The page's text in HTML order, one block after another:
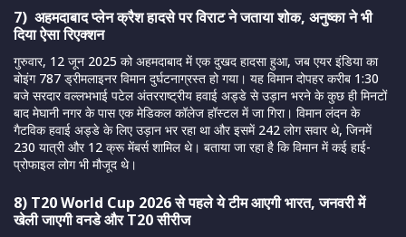
7) अहमदाबाद प्लेन क्रैश हादसे पर विराट ने जताया शोक, अनुष्का ने भी
दिया ऐसा रिएक्शन
गुरुवार, 12 जून 2025 को अहमदाबाद में एक दुखद हादसा हुआ, जब एयर इंडिया का
बोइंग 787 ड्रीमलाइनर विमान दुर्घटनाग्रस्त हो गया। यह विमान दोपहर करीब 1:30
बजे सरदार वल्लभभाई पटेल अंतरराष्ट्रीय हवाई अड्डे से उड़ान भरने के कुछ ही मिनटों
बाद मेघानी नगर के पास एक मेडिकल कॉलेज हॉस्टल में जा गिरा। विमान लंदन के
गैटविक हवाई अड्डे के लिए उड़ान भर रहा था और इसमें 242 लोग सवार थे, जिनमें
230 यात्री और 12 क्रू मेंबर्स शामिल थे। बताया जा रहा है कि विमान में कई हाई-
प्रोफाइल लोग भी मौजूद थे।
8) T20 World Cup 2026 से पहले ये टीम आएगी भारत, जनवरी में
खेली जाएगी वनडे और T20 सीरीज